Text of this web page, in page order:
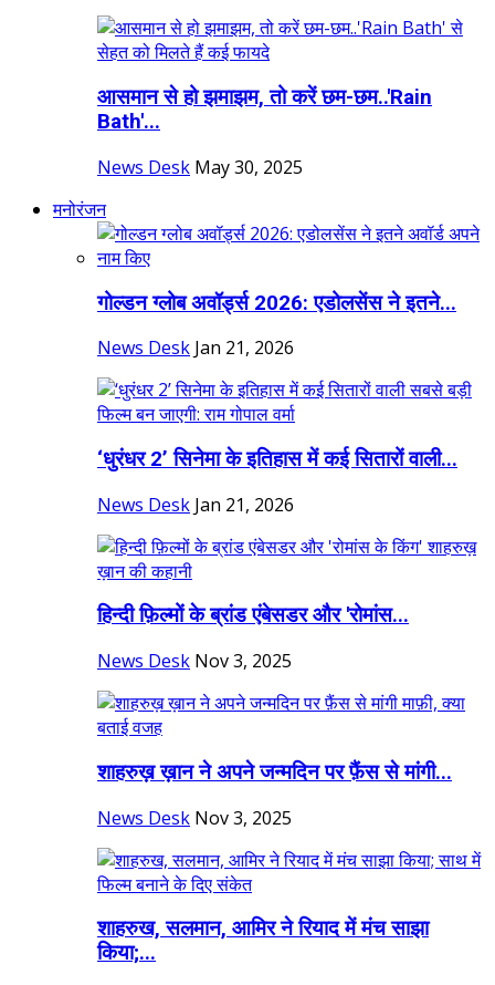
आसमान से हो झमाझम, तो करें छम-छम..'Rain
Bath'...
News Desk May 30, 2025
मनोरंजन
गोल्डन ग्लोब अवॉर्ड्स 2026: एडोलसेंस ने इतने...
News Desk Jan 21, 2026
‘धुरंधर 2’ सिनेमा के इतिहास में कई सितारों वाली...
News Desk Jan 21, 2026
हिन्दी फ़िल्मों के ब्रांड एंबेसडर और 'रोमांस...
News Desk Nov 3, 2025
शाहरुख़ ख़ान ने अपने जन्मदिन पर फ़ैंस से मांगी...
News Desk Nov 3, 2025
शाहरुख, सलमान, आमिर ने रियाद में मंच साझा
किया;...